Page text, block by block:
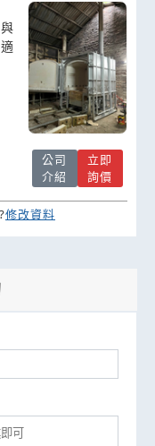
機|珠球研磨
公司
介紹
立即
詢價
修改資料